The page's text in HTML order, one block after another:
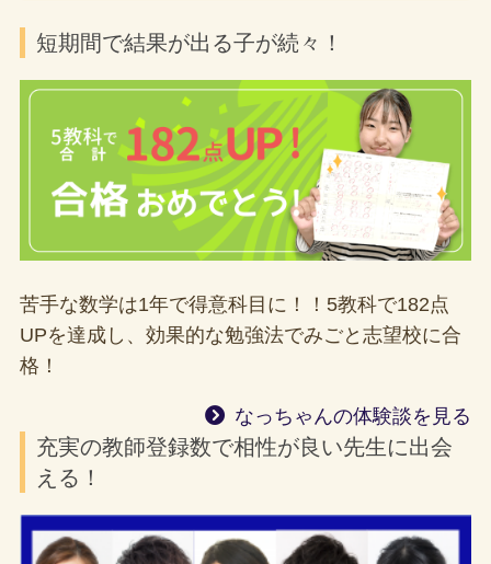
短期間で結果が出る子が続々！
苦手な数学は1年で得意科目に！！5教科で182点
UPを達成し、効果的な勉強法でみごと志望校に合
格！
なっちゃんの体験談を見る
充実の教師登録数で相性が良い先生に出会
える！